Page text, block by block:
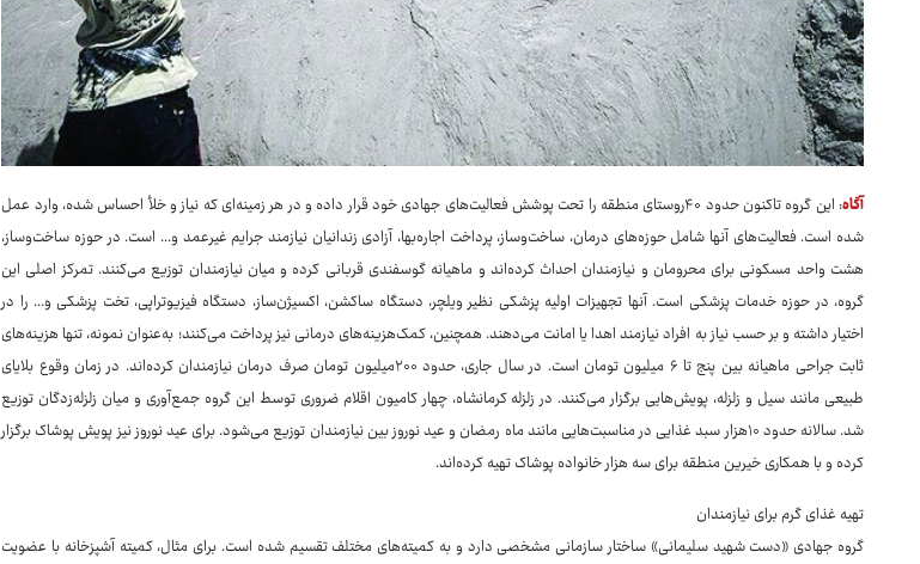
آگاه
: این گروه تاکنون حدود ۴۰روستای منطقه را تحت پوشش فعالیت‌های جهادی خود قرار داده و در هر زمینه‌ای که نیاز و خلأ احساس شده، وارد عمل
شده است. فعالیت‌های آنها شامل حوزه‌های درمان، ساخت‌وساز، پرداخت اجاره‌بها، آزادی زندانیان نیازمند جرایم غیرعمد و... است. در حوزه ساخت‌وساز،
هشت واحد مسکونی برای محرومان و نیازمندان احداث کرده‌اند و ماهیانه گوسفندی قربانی کرده و میان نیازمندان توزیع می‌کنند. تمرکز اصلی این
گروه، در حوزه خدمات پزشکی است. آنها تجهیزات اولیه پزشکی نظیر ویلچر، دستگاه ساکشن، اکسیژن‌ساز، دستگاه فیزیوتراپی، تخت پزشکی و... را در
اختیار داشته و بر حسب نیاز به افراد نیازمند اهدا یا امانت می‌دهند. همچنین، کمک‌هزینه‌های درمانی نیز پرداخت می‌کنند؛ به‌عنوان نمونه، تنها هزینه‌های
ثابت جراحی ماهیانه بین پنج تا ۶ میلیون تومان است. در سال جاری، حدود ۲۰۰میلیون تومان صرف درمان نیازمندان کرده‌اند. در زمان وقوع بلایای
طبیعی مانند سیل و زلزله، پویش‌هایی برگزار می‌کنند. در زلزله کرمانشاه، چهار کامیون اقلام ضروری توسط این گروه جمع‌آوری و میان زلزله‌زدگان توزیع
شد. سالانه حدود ۱۰هزار سبد غذایی در مناسبت‌هایی مانند ماه رمضان و عید نوروز بین نیازمندان توزیع می‌شود. برای عید نوروز نیز پویش پوشاک برگزار
کرده و با همکاری خیرین منطقه برای سه هزار خانواده پوشاک تهیه کرده‌اند.
تهیه غذای گرم برای نیازمندان
گروه جهادی «دست شهید سلیمانی» ساختار سازمانی مشخصی دارد و به کمیته‌های مختلف تقسیم شده است. برای مثال، کمیته آشپزخانه با عضویت